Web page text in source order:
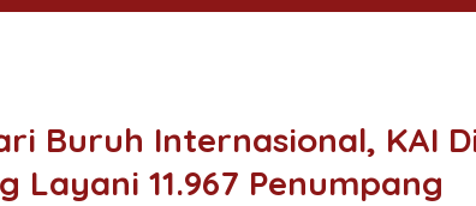
Buruh Internasional, KAI
Layani 11.967 Penumpang